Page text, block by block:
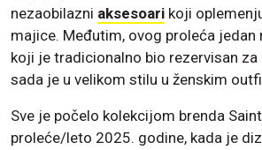
nezaobilazni aksesoari koji
majice. Međutim, ovog proleća
koji je tradicionalno bio rezervisan za
sada je u velikom stilu u ženskim
Sve je počelo kolekcijom brenda
proleće/leto 2025. godine, kada je